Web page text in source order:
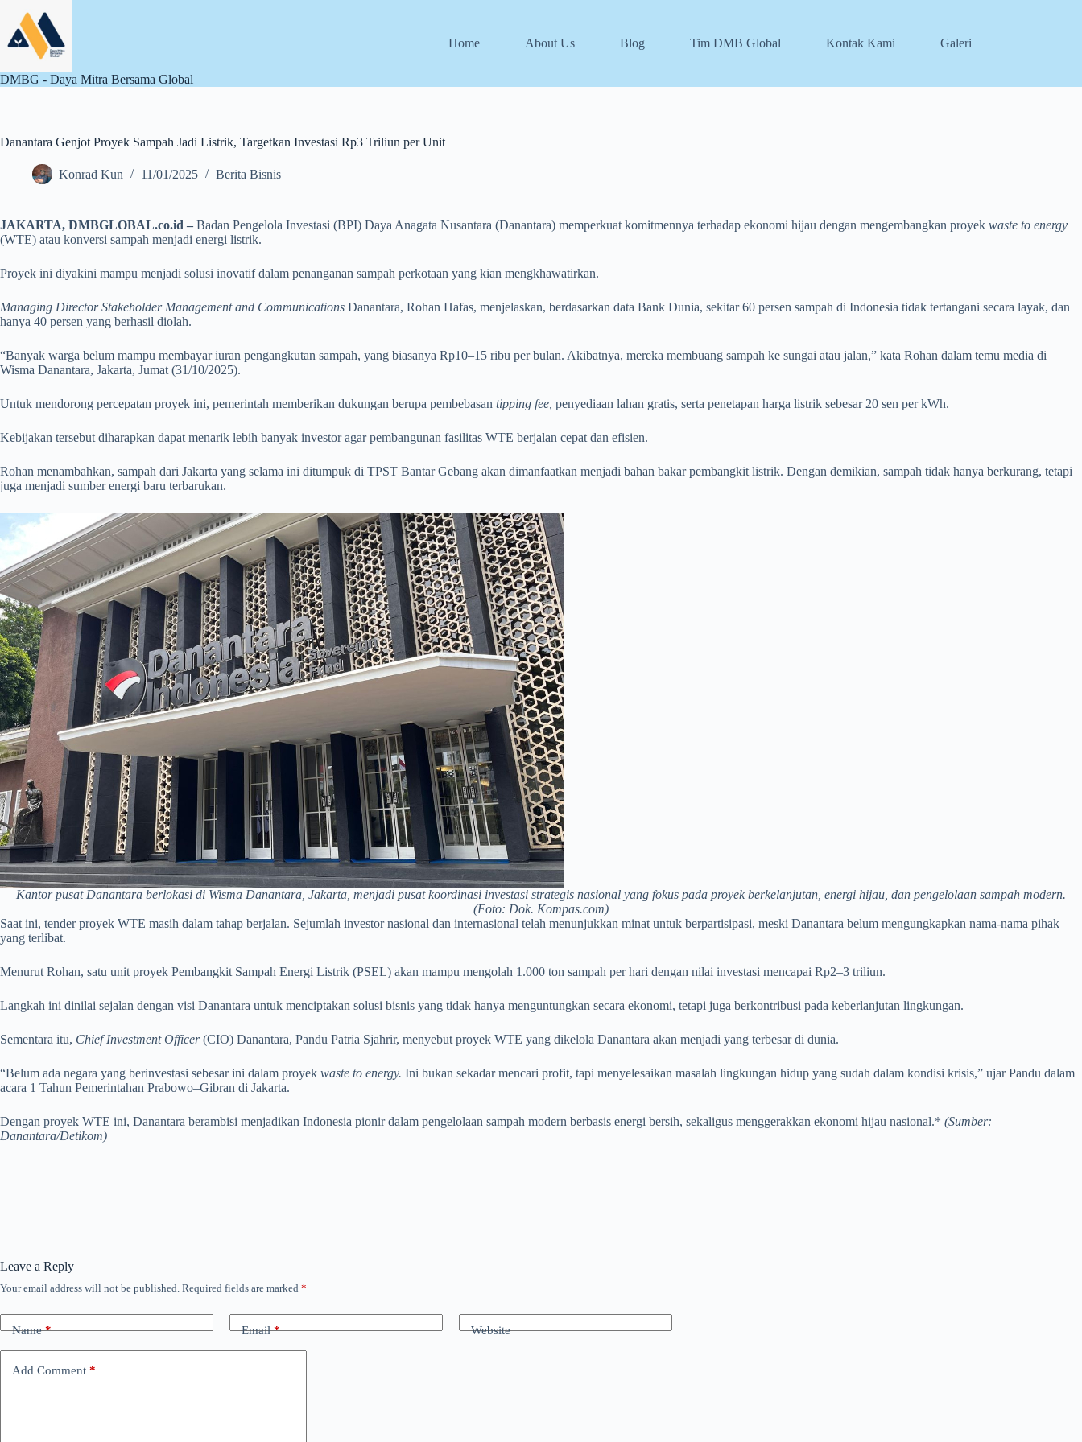
content
DMBG - Daya Mitra Bersama Global
Home About Us Blog Tim DMB Global Kontak Kami Galeri
Danantara Genjot Proyek Sampah Jadi Listrik, Targetkan Investasi Rp3 Triliun per Unit
Konrad Kun 11/01/2025 Berita Bisnis
JAKARTA, DMBGLOBAL.co.id – Badan Pengelola Investasi (BPI) Daya Anagata Nusantara (Danantara) memperkuat komitmennya terhadap ekonomi hijau dengan mengembangkan proyek waste to energy
(WTE) atau konversi sampah menjadi energi listrik.
Proyek ini diyakini mampu menjadi solusi inovatif dalam penanganan sampah perkotaan yang kian mengkhawatirkan.
Managing Director Stakeholder Management and Communications Danantara, Rohan Hafas, menjelaskan, berdasarkan data Bank Dunia, sekitar 60 persen sampah di Indonesia tidak tertangani secara layak, dan
hanya 40 persen yang berhasil diolah.
“Banyak warga belum mampu membayar iuran pengangkutan sampah, yang biasanya Rp10–15 ribu per bulan. Akibatnya, mereka membuang sampah ke sungai atau jalan,” kata Rohan dalam temu media di
Wisma Danantara, Jakarta, Jumat (31/10/2025).
Untuk mendorong percepatan proyek ini, pemerintah memberikan dukungan berupa pembebasan tipping fee, penyediaan lahan gratis, serta penetapan harga listrik sebesar 20 sen per kWh.
Kebijakan tersebut diharapkan dapat menarik lebih banyak investor agar pembangunan fasilitas WTE berjalan cepat dan efisien.
Rohan menambahkan, sampah dari Jakarta yang selama ini ditumpuk di TPST Bantar Gebang akan dimanfaatkan menjadi bahan bakar pembangkit listrik. Dengan demikian, sampah tidak hanya berkurang, tetapi
juga menjadi sumber energi baru terbarukan.
Kantor pusat Danantara berlokasi di Wisma Danantara, Jakarta, menjadi pusat koordinasi investasi strategis nasional yang fokus pada proyek berkelanjutan, energi hijau, dan pengelolaan sampah modern.
(Foto: Dok. Kompas.com)
Saat ini, tender proyek WTE masih dalam tahap berjalan. Sejumlah investor nasional dan internasional telah menunjukkan minat untuk berpartisipasi, meski Danantara belum mengungkapkan nama-nama pihak
yang terlibat.
Menurut Rohan, satu unit proyek Pembangkit Sampah Energi Listrik (PSEL) akan mampu mengolah 1.000 ton sampah per hari dengan nilai investasi mencapai Rp2–3 triliun.
Langkah ini dinilai sejalan dengan visi Danantara untuk menciptakan solusi bisnis yang tidak hanya menguntungkan secara ekonomi, tetapi juga berkontribusi pada keberlanjutan lingkungan.
Sementara itu, Chief Investment Officer(CIO) Danantara, Pandu Patria Sjahrir, menyebut proyek WTE yang dikelola Danantara akan menjadi yang terbesar di dunia.
“Belum ada negara yang berinvestasi sebesar ini dalam proyek waste to energy. Ini bukan sekadar mencari profit, tapi menyelesaikan masalah lingkungan hidup yang sudah dalam kondisi krisis,” ujar Pandu dalam
acara 1 Tahun Pemerintahan Prabowo–Gibran di Jakarta.
Dengan proyek WTE ini, Danantara berambisi menjadikan Indonesia pionir dalam pengelolaan sampah modern berbasis energi bersih, sekaligus menggerakkan ekonomi hijau nasional.* (Sumber:
Danantara/Detikom)
Leave a Reply
Your email address will not be published. Required fields are marked *
Name* Email* Website
Add Comment *